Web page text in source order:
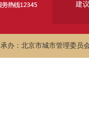
建
承办：北京市城市管理委员